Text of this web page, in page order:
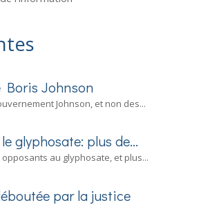
Boris Johnson
Johnson, et non des...
glyphosate: plus de...
au glyphosate, et plus...
par la justice